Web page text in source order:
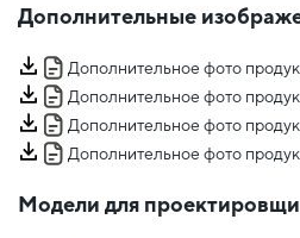
Дополнительные
Дополнительное фото
Дополнительное фото
Дополнительное фото
Дополнительное фото
Модели для